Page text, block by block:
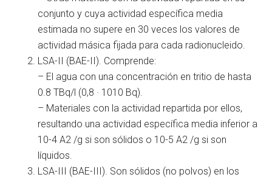
conjunto y cuya actividad específica media
estimada no supere en 30 veces los valores de
actividad másica fijada para cada radionucleido.
LSA-II (BAE-II). Comprende:
– El agua con una concentración en tritio de hasta
0.8 TBq/l (0,8 · 1010 Bq).
– Materiales con la actividad repartida por ellos,
resultando una actividad específica media inferior a
10-4 A2 /g si son sólidos o 10-5 A2 /g si son
líquidos.
LSA-III (BAE-III). Son sólidos (no polvos) en los